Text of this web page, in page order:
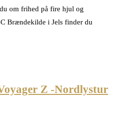
om frihed på fire hjul og
Brændekilde i Jels finder du
Z -Nordlystur